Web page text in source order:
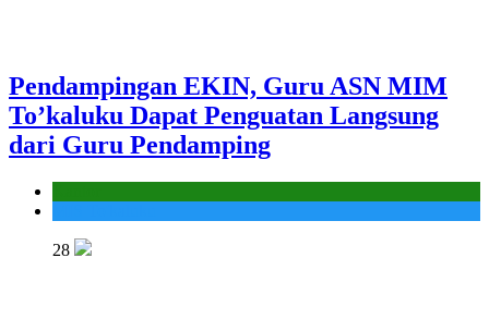
Pendampingan EKIN, Guru ASN MIM
To’kaluku Dapat Penguatan Langsung
dari Guru Pendamping
28